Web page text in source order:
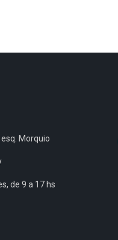
Morquio
de 9 a 17 hs